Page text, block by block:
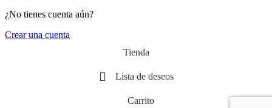
¿No tienes cuenta aún?
Crear una cuenta
Tienda
Lista de deseos
Carrito